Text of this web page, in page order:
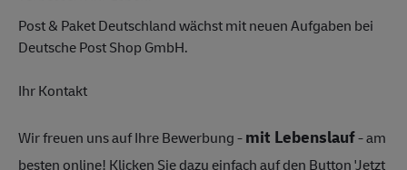
Post & Paket Deutschland wächst mit neuen Aufgaben bei
Deutsche Post Shop GmbH.
Ihr Kontakt
Wir freuen uns auf Ihre Bewerbung -mit Lebenslauf- am
besten online! Klicken Sie dazu einfach auf den Button 'Jetzt